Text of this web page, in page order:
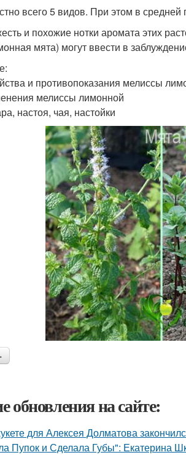
всего 5 видов. При этом в средней
и похожие нотки аромата этих
мята) могут ввести в
и противопоказания мелиссы
мелиссы лимонной
настоя, чая, настойки
обновления на сайте:
для Алексея Долматова
Пупок и Сделала Губы": Екатерина